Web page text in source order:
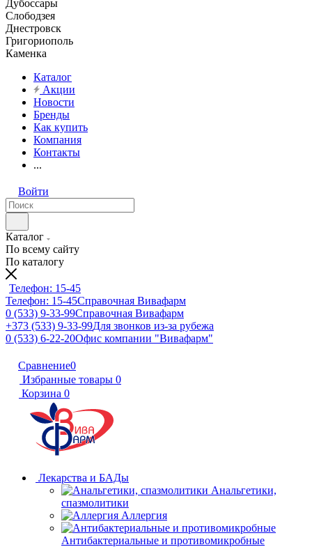
Дубоссары
Слободзея
Днестровск
Григориополь
Каменка
Каталог
Акции
Новости
Бренды
Как купить
Компания
Контакты
...
Войти
Каталог
По всему сайту
По каталогу
Телефон: 15-45
Телефон: 15-45Справочная Вивафарм
0 (533) 9-33-99Справочная Вивафарм
+373 (533) 9-33-99Для звонков из-за рубежа
0 (533) 6-22-20Офис компании "Вивафарм"
Сравнение0
Избранные товары 0
Корзина 0
Лекарства и БАДы
Анальгетики,
спазмолитики
Аллергия
Антибактериальные и противомикробные